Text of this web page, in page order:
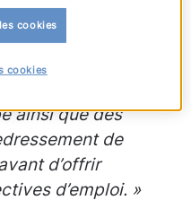
[NDLR : 66 000
une résolution
ainsi que des
de
d’offrir
d’emploi. »
cookies
cookies